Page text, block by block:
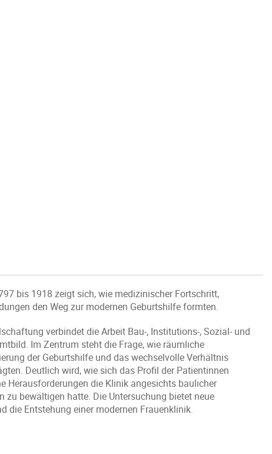
bis 1918 zeigt sich, wie medizinischer Fortschritt,
den Weg zur modernen Geburtshilfe formten.
verbindet die Arbeit Bau-, Institutions-, Sozial- und
Im Zentrum steht die Frage, wie räumliche
der Geburtshilfe und das wechselvolle Verhältnis
Deutlich wird, wie sich das Profil der Patientinnen
Herausforderungen die Klinik angesichts baulicher
bewältigen hatte. Die Untersuchung bietet neue
die Entstehung einer modernen Frauenklinik.